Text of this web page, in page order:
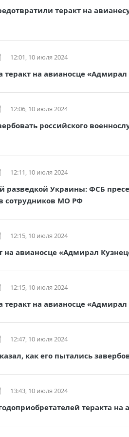
теракт на
12:01, 10 июля 2024
теракт на авианосце «Адмирал
12:06, 10 июля 2024
российского
12:11, 10 июля 2024
разведкой Украины: ФСБ
сотрудников МО РФ
12:15, 10 июля 2024
на авианосце «Адмирал
12:15, 10 июля 2024
теракт на авианосце
12:47, 10 июля 2024
как его пытались
13:43, 10 июля 2024
теракта